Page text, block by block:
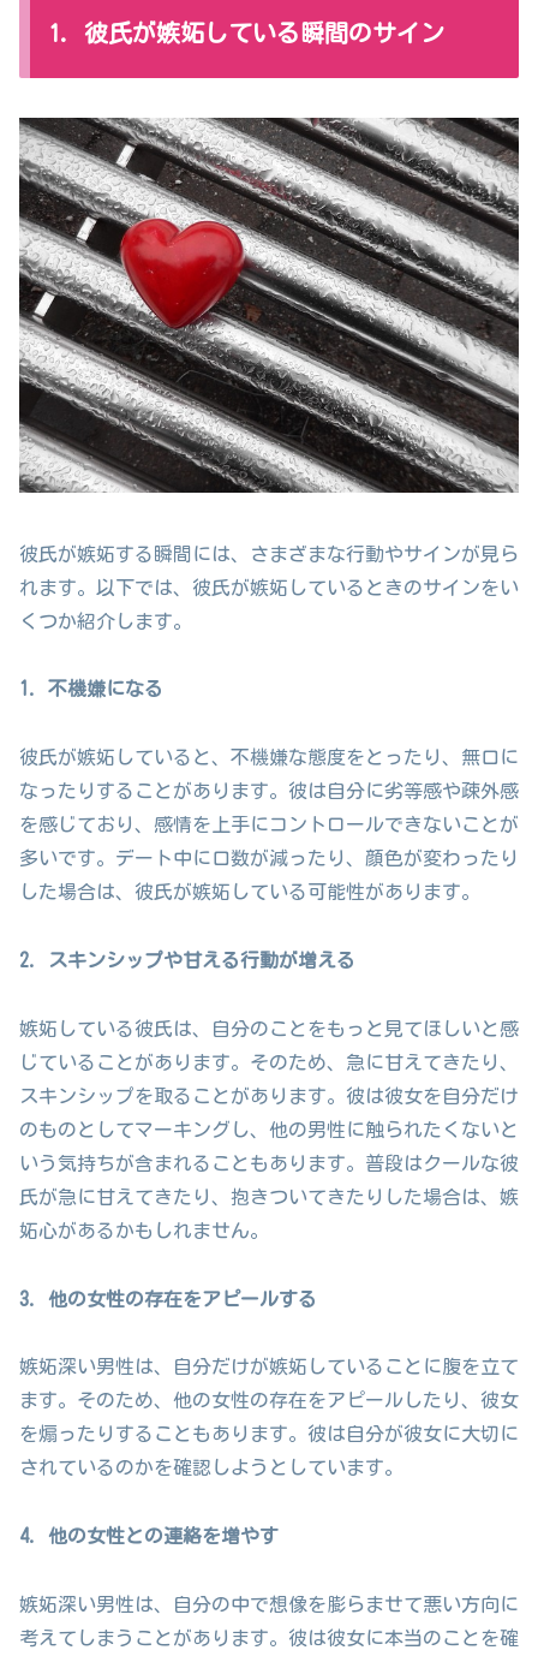
1. 彼氏が嫉妬している瞬間のサイン
彼氏が嫉妬する瞬間には、さまざまな行動やサインが見ら
れます。以下では、彼氏が嫉妬しているときのサインをい
くつか紹介します。
1. 不機嫌になる
彼氏が嫉妬していると、不機嫌な態度をとったり、無口に
なったりすることがあります。彼は自分に劣等感や疎外感
を感じており、感情を上手にコントロールできないことが
多いです。デート中に口数が減ったり、顔色が変わったり
した場合は、彼氏が嫉妬している可能性があります。
2. スキンシップや甘える行動が増える
嫉妬している彼氏は、自分のことをもっと見てほしいと感
じていることがあります。そのため、急に甘えてきたり、
スキンシップを取ることがあります。彼は彼女を自分だけ
のものとしてマーキングし、他の男性に触られたくないと
いう気持ちが含まれることもあります。普段はクールな彼
氏が急に甘えてきたり、抱きついてきたりした場合は、嫉
妬心があるかもしれません。
3. 他の女性の存在をアピールする
嫉妬深い男性は、自分だけが嫉妬していることに腹を立て
ます。そのため、他の女性の存在をアピールしたり、彼女
を煽ったりすることもあります。彼は自分が彼女に大切に
されているのかを確認しようとしています。
4. 他の女性との連絡を増やす
嫉妬深い男性は、自分の中で想像を膨らませて悪い方向に
考えてしまうことがあります。彼は彼女に本当のことを確